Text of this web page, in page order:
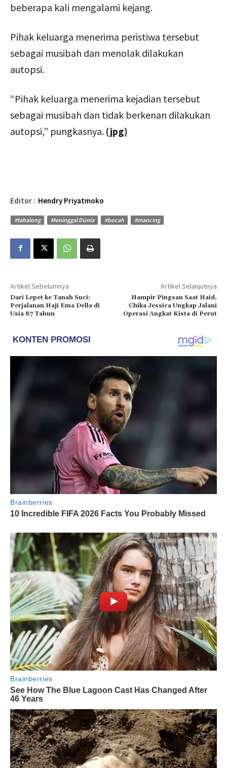
beberapa kali mengalami kejang.
Pihak keluarga menerima peristiwa tersebut
sebagai musibah dan menolak dilakukan
autopsi.
“Pihak keluarga menerima kejadian tersebut
sebagai musibah dan tidak berkenan dilakukan
autopsi,” pungkasnya. (jpg)
Editor : Hendry Priyatmoko
#tabalong Meninggal Dunia #bocah #mancing
Artikel Sebelumnya
Dari Lepet ke Tanah Suci:
Perjalanan Haji Ema Della di
Usia 87 Tahun
Artikel Selanjutnya
Hampir Pingsan Saat Haid,
Chika Jessica Ungkap Jalani
Operasi Angkat Kista di Perut